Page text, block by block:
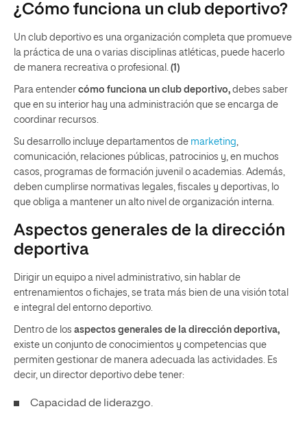
¿Cómo funciona un club deportivo?
Un club deportivo es una organización completa que promueve
la práctica de una o varias disciplinas atléticas, puede hacerlo
de manera recreativa o profesional.
(1)
Para entender cómo funciona un club deportivo, debes saber
que en su interior hay una administración que se encarga de
coordinar recursos.
Su desarrollo incluye departamentos de marketing
comunicación, relaciones públicas, patrocinios y, en muchos
casos, programas de formación juvenil o academias. Además,
deben cumplirse normativas legales, fiscales y deportivas, lo
que obliga a mantener un alto nivel de organización interna.
Aspectos generales de la dirección
deportiva
Dirigir un equipo a nivel administrativo, sin hablar de
entrenamientos o fichajes, se trata más bien de una visión total
e integral del entorno deportivo.
Dentro de los aspectos generales de la dirección deportiva,
existe un conjunto de conocimientos y competencias que
permiten gestionar de manera adecuada las actividades. Es
decir, un director deportivo debe tener:
Capacidad de liderazgo.